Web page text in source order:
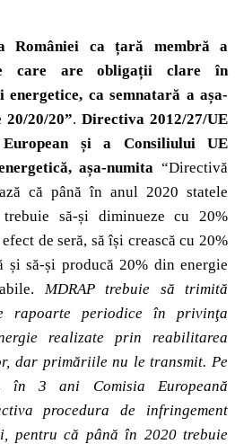
României ca țară membră a
care are obligații clare în
energetice, ca semnatară a așa-
20/20”. Directiva 2012/27/UE
și a Consiliului UE
așa-numita “Directivă
că până în anul 2020 statele
să-și diminueze cu 20%
de seră, să își crească cu 20%
și să-și producă 20% din energie
MDRAP trebuie să trimită
rapoarte periodice în privinţa
realizate prin reabilitarea
dar primăriile nu le transmit. Pe
în 3 ani Comisia Europeană
procedura de infringement
pentru că până în 2020 trebuie